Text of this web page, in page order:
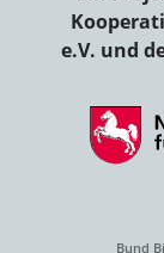
e.V. und
Bund